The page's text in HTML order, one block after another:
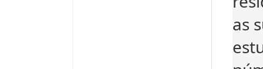
as